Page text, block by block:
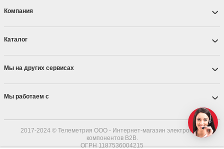
Компания
Каталог
Мы на других сервисах
Мы работаем с
2017-2024 © Телеметрия ООО - Интернет-магазин электронных
компонентов B2B.
ОГРН 1187536004215